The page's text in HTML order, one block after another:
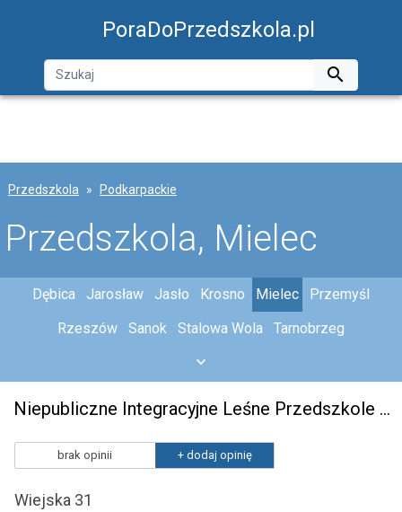
PoraDoPrzedszkola.pl

Przedszkola Podkarpackie
Przedszkola, Mielec
Dębica Jarosław Jasło Krosno Mielec
Przemyśl
Rzeszów
Sanok Stalowa Wola Tarnobrzeg
Niepubliczne Integracyjne Leśne Przedszkole w Mielcu
brak opinii + dodaj opinię
Wiejska 31